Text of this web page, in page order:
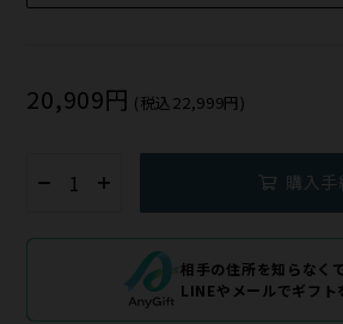
20,909円 (税込22,999円)
購入
相手の住所を知らなく
LINEやメールでギフト